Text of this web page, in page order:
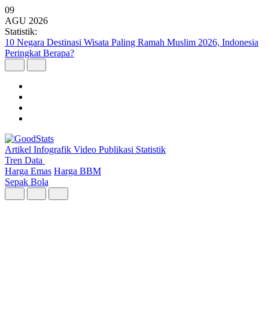
09
AGU 2026
Statistik:
10 Negara Destinasi Wisata Paling Ramah Muslim 2026, Indonesia
Peringkat Berapa?
Artikel Infografik Video Publikasi Statistik
Tren Data
Harga Emas Harga BBM
Sepak Bola